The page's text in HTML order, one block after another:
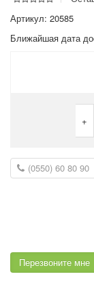
Артикул: 20585
Ближайшая дата
+
Перезвоните мне